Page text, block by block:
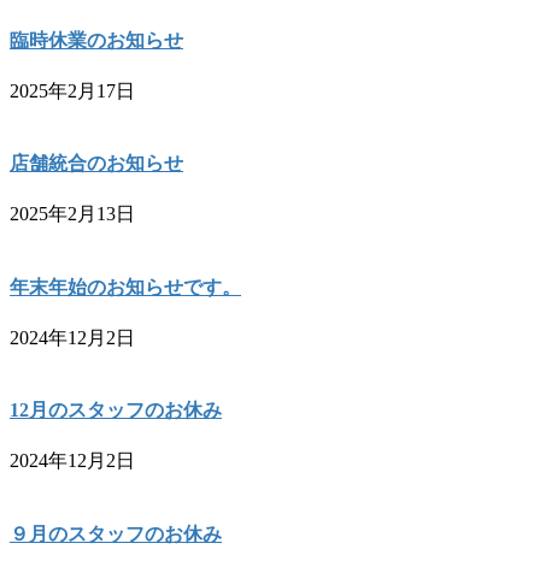
臨時休業のお知らせ
2025年2月17日
店舗統合のお知らせ
2025年2月13日
年末年始のお知らせです。
2024年12月2日
12月のスタッフのお休み
2024年12月2日
９月のスタッフのお休み